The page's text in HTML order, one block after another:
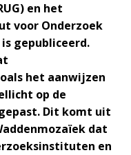
en het
voor Onderzoek
gepubliceerd.
het aanwijzen
op de
Dit komt uit
dat
en